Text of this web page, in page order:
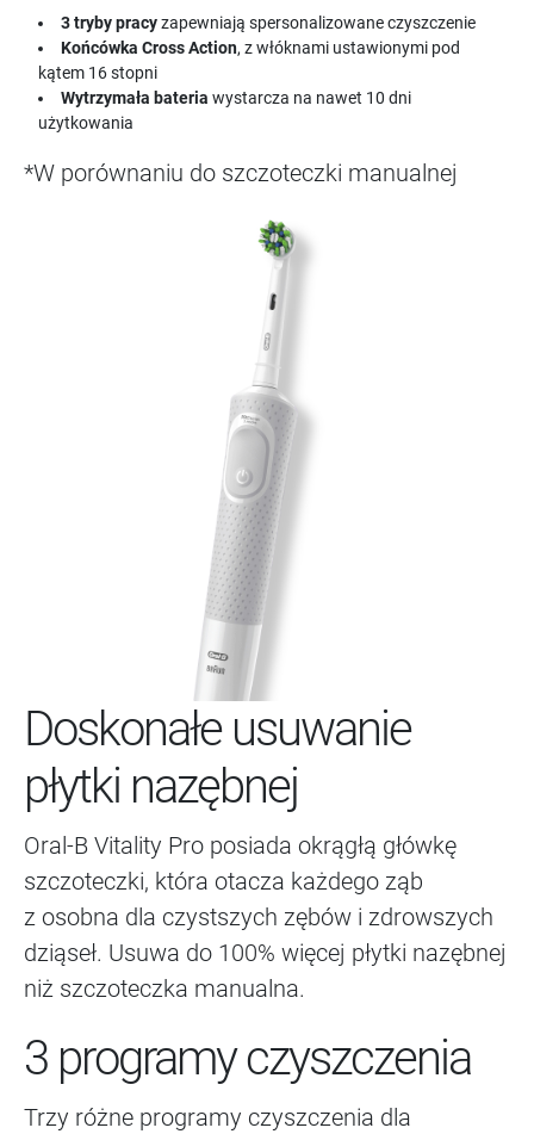
3 tryby pracyzapewniają spersonalizowane czyszczenie
Końcówka Cross Action, z włóknami ustawionymi pod
kątem 16 stopni
Wytrzymała bateria wystarcza na nawet 10 dni
użytkowania
*W porównaniu do szczoteczki manualnej
Doskonałe usuwanie
płytki nazębnej
Oral-B Vitality Pro posiada okrągłą główkę
szczoteczki, która otacza każdego ząb
z osobna dla czystszych zębów i zdrowszych
dziąseł. Usuwa do 100% więcej płytki nazębnej
niż szczoteczka manualna.
3 programy czyszczenia
Trzy różne programy czyszczenia dla